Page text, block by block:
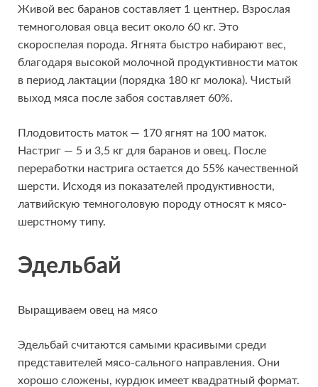
Живой вес баранов составляет 1 центнер. Взрослая
темноголовая овца весит около 60 кг. Это
скороспелая порода. Ягнята быстро набирают вес,
благодаря высокой молочной продуктивности маток
в период лактации (порядка 180 кг молока). Чистый
выход мяса после забоя составляет 60%.
Плодовитость маток — 170 ягнят на 100 маток.
Настриг — 5 и 3,5 кг для баранов и овец. После
переработки настрига остается до 55% качественной
шерсти. Исходя из показателей продуктивности,
латвийскую темноголовую породу относят к мясо-
шерстному типу.
Эдельбай
Выращиваем овец на мясо
Эдельбай считаются самыми красивыми среди
представителей мясо-сального направления. Они
хорошо сложены, курдюк имеет квадратный формат.